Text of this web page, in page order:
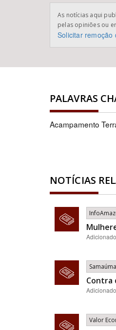
As notícias aqui
pelas opiniões ou
Solicitar remoção
PALAVRAS
Acampamento
NOTÍCIAS
Contra
Valor